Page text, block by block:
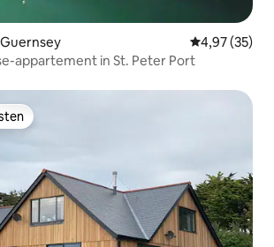
Gemiddelde
4,97 (35)
appartement in St. Peter Port